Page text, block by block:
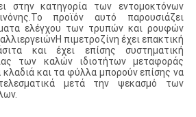
στην κατηγορία των εντομοκτόνων
προϊόν αυτό παρουσιάζει
ελέγχου των τρυπών και ρουφών
πιμετροζίνη έχει επακτική
και έχει επίσης συστηματική
των καλών ιδιοτήτων μεταφοράς
και τα φύλλα μπορούν επίσης να
μετά την ψεκασμό των